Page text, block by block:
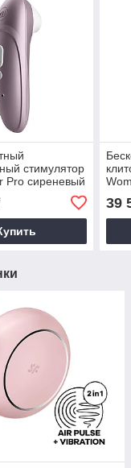
стимулятор
Pro сиреневый
39